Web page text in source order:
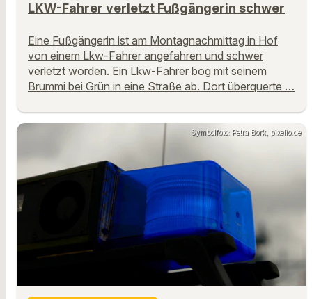
LKW-Fahrer verletzt Fußgängerin schwer
Eine Fußgängerin ist am Montagnachmittag in Hof
von einem Lkw-Fahrer angefahren und schwer
verletzt worden. Ein Lkw-Fahrer bog mit seinem
Brummi bei Grün in eine Straße ab. Dort überquerte …
Symbolfoto: Petra Bork, pixelio.de